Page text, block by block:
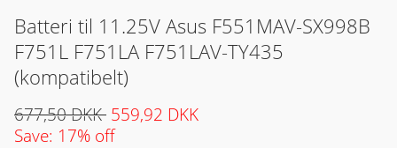
Batteri til 11.25V Asus F551MAV-SX998B
F751L F751LA F751LAV-TY435
(kompatibelt)
677,50 DKK 559,92 DKK
Save: 17% off